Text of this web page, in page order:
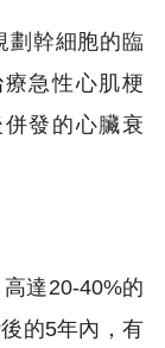
劃幹細胞的臨
急性心肌梗
發的心臟衰
達20-40%的
的5年內，有